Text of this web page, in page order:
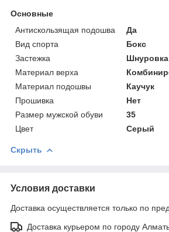
Основные
Антискользящая подошва
Да
Вид спорта
Бокс
Застежка
Шнуровка
Материал верха
Материал подошвы
Каучук
Прошивка
Нет
Размер мужской обуви
35
Цвет
Серый
Скрыть
Условия доставки
Доставка осуществляется только по
Доставка курьером по городу